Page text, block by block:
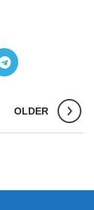
OLDER